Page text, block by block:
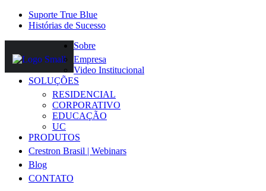
Suporte True Blue
Histórias de Sucesso
Sobre
Empresa
Video Institucional
SOLUÇÕES
RESIDENCIAL
CORPORATIVO
EDUCAÇÃO
UC
PRODUTOS
Crestron Brasil | Webinars
Blog
CONTATO